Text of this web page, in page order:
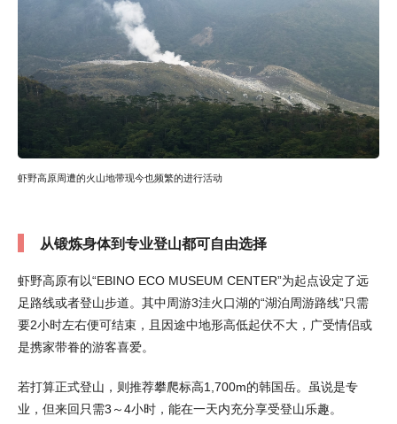
虾野高原周遭的火山地带现今也频繁的进行活动
从锻炼身体到专业登山都可自由选择
虾野高原有以“EBINO ECO MUSEUM CENTER”为起点设定了远
足路线或者登山步道。其中周游3洼火口湖的“湖泊周游路线”只需
要2小时左右便可结束，且因途中地形高低起伏不大，广受情侣或
是携家带眷的游客喜爱。
若打算正式登山，则推荐攀爬标高1,700m的韩国岳。虽说是专
业，但来回只需3～4小时，能在一天内充分享受登山乐趣。